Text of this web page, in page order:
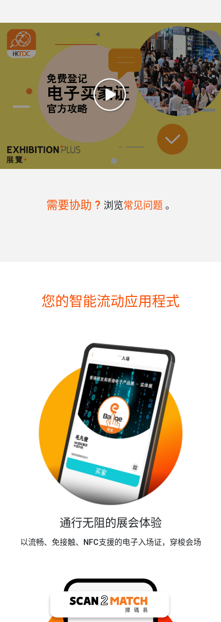
需要协助 ? 浏览常见问题 。
您的智能流动应用程式
通行无阻的展会体验
以流畅、免接触、NFC支援的电子入场证，穿梭会场